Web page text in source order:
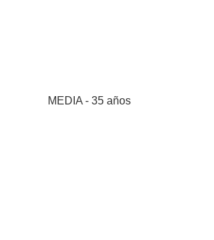
MEDIA - 35 años